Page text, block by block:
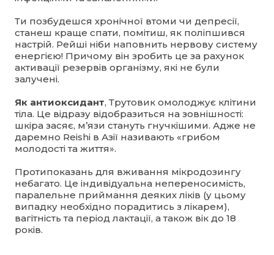
Ти позбудешся хронічної втоми чи депресії,
станеш краще спати, помітиш, як поліпшився
настрій. Рейші ніби наповнить нервову систему
енергією! Причому він зробить це за рахунок
активації резервів організму, які не були
залучені.
Як антиоксидант, Трутовик омолоджує клітини
тіла. Це відразу відобразиться на зовнішності:
шкіра засяє, м’язи стануть гнучкішими. Адже не
даремно Reishi в Азії називають «грибом
молодості та життя».
Протипоказань для вживання мікродозингу
небагато. Це індивідуальна непереносимість,
паралельне приймання деяких ліків (у цьому
випадку необхідно порадитись з лікарем),
вагітність та період лактації, а також вік до 18
років.